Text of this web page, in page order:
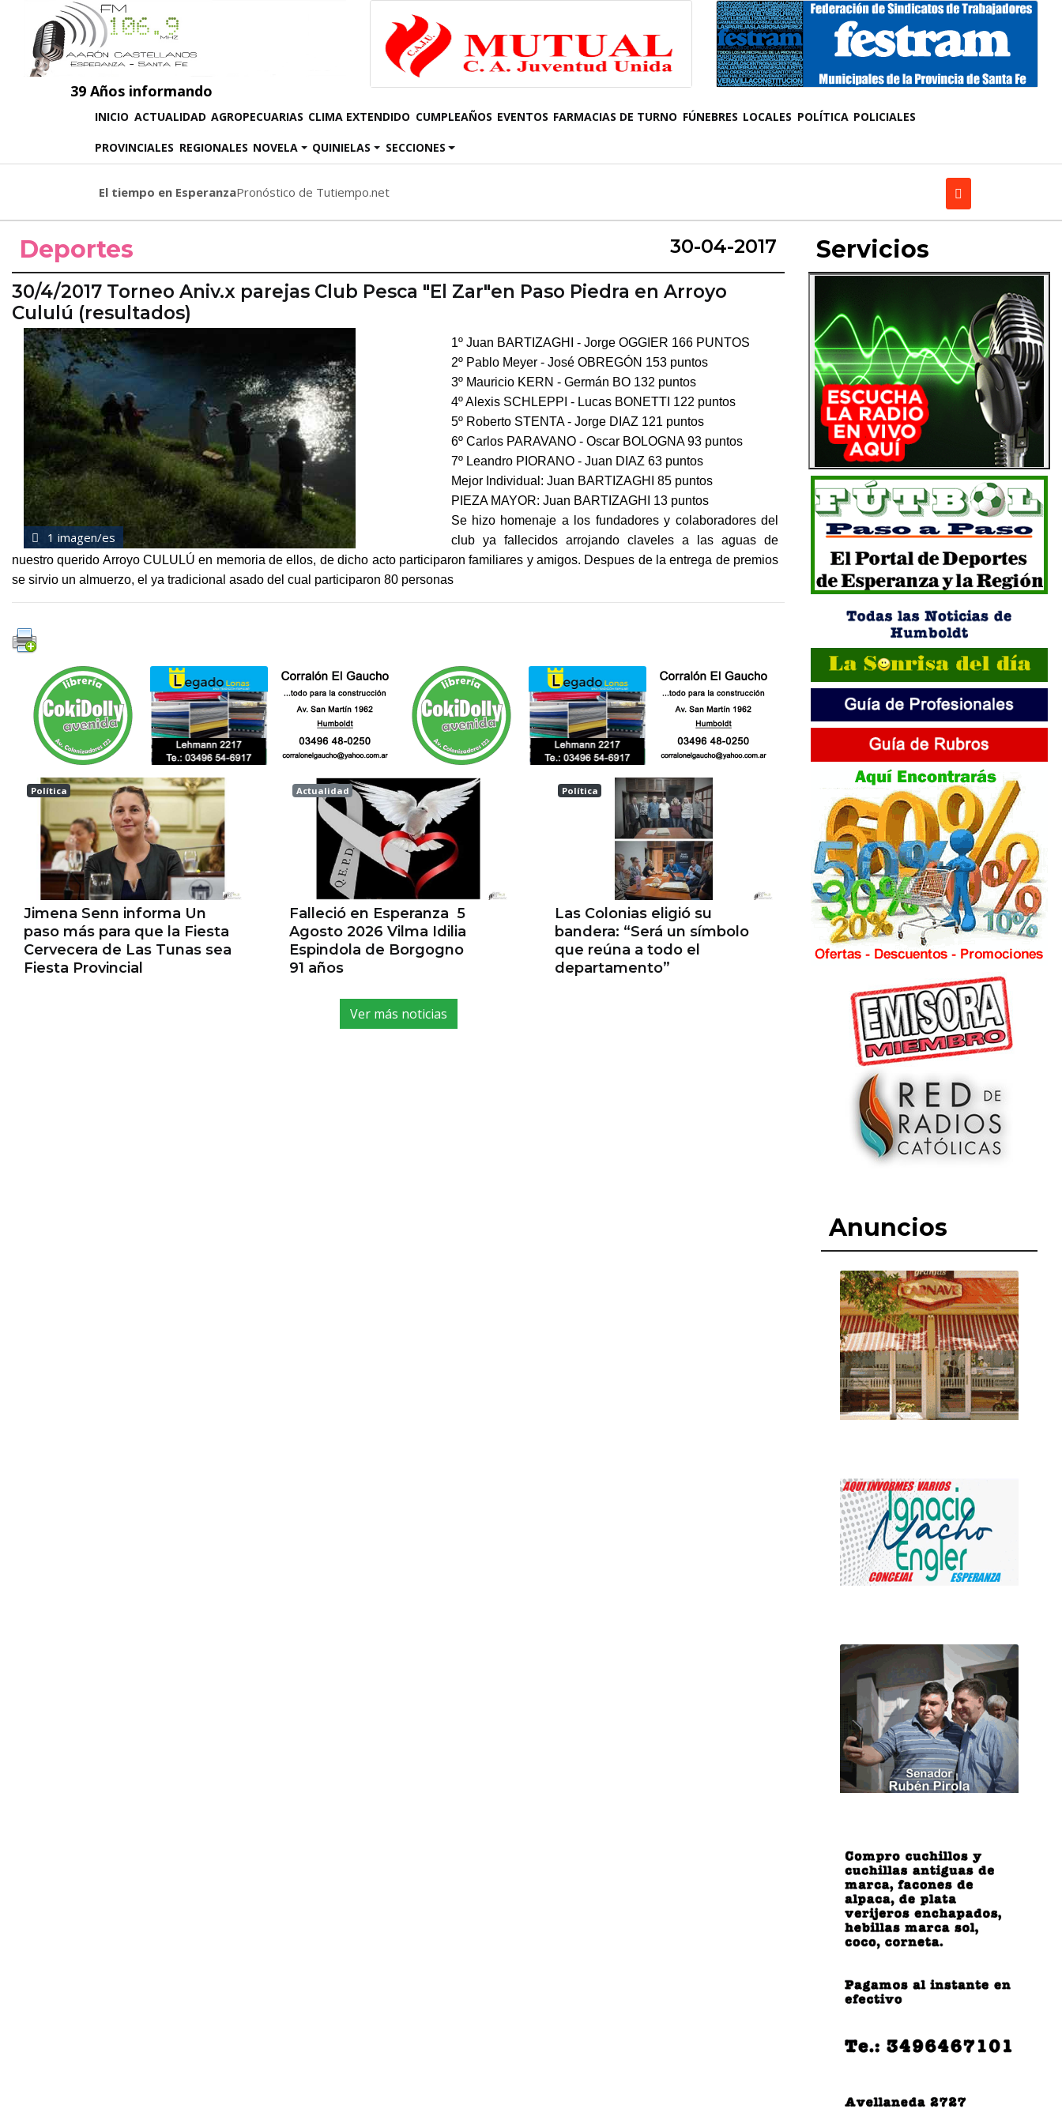
39 Años informando
INICIO (CURRENT)
ACTUALIDAD AGROPECUARIAS CLIMA EXTENDIDO CUMPLEAÑOS EVENTOS FARMACIAS DE TURNO FÚNEBRES LOCALES POLÍTICA POLICIALES
PROVINCIALES REGIONALES NOVELA QUINIELAS SECCIONES
El tiempo en EsperanzaPronóstico de Tutiempo.net
Deportes 30-04-2017
30/4/2017 Torneo Aniv.x parejas Club Pesca "El Zar"en Paso Piedra en Arroyo
Cululú (resultados)
1 imagen/es
1º Juan BARTIZAGHI - Jorge OGGIER 166 PUNTOS
2º Pablo Meyer - José OBREGÓN 153 puntos
3º Mauricio KERN - Germán BO 132 puntos
4º Alexis SCHLEPPI - Lucas BONETTI 122 puntos
5º Roberto STENTA - Jorge DIAZ 121 puntos
6º Carlos PARAVANO - Oscar BOLOGNA 93 puntos
7º Leandro PIORANO - Juan DIAZ 63 puntos
Mejor Individual: Juan BARTIZAGHI 85 puntos
PIEZA MAYOR: Juan BARTIZAGHI 13 puntos
Se hizo homenaje a los fundadores y colaboradores del
club ya fallecidos arrojando claveles a las aguas de
nuestro querido Arroyo CULULÚ en memoria de ellos, de dicho acto participaron familiares y amigos. Despues de la entrega de premios
se sirvio un almuerzo, el ya tradicional asado del cual participaron 80 personas
Política
Jimena Senn informa Un
paso más para que la Fiesta
Cervecera de Las Tunas sea
Fiesta Provincial
Actualidad
Esperanza
Falleció en Esperanza 5
Agosto 2026 Vilma Idilia
Espindola de Borgogno
91 años
Política
Las Colonias
Las Colonias eligió su
bandera: “Será un símbolo
que reúna a todo el
departamento”
Ver más noticias
Servicios
Anuncios